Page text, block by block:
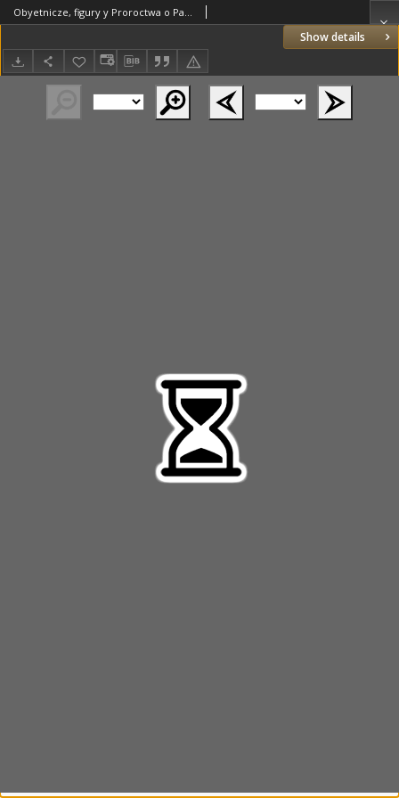
Show details
Obyetnicze, figury y Proroctwa o Panie naszym Jezusie Krystusie, prawdziwym Bogu y człowieku [...] s Ksiąg Moiżeszowych y s Prorokow zebrane s porownaniem pism Apostolskich [...] wirszami spisane